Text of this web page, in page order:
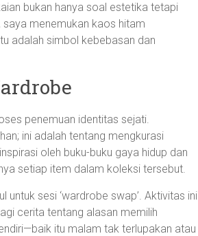
bukan hanya soal estetika tetapi
menemukan kaos hitam
adalah simbol kebebasan dan
penemuan identitas sejati.
ini adalah tentang mengkurasi
oleh buku-buku gaya hidup dan
setiap item dalam koleksi tersebut.
sesi ‘wardrobe swap’. Aktivitas ini
cerita tentang alasan memilih
itu malam tak terlupakan atau